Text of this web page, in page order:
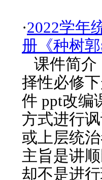
·2022学年
册《种树
课件简介
择性必修
件 ppt改编
方式进行
或上层统
主旨是讲
却不是进